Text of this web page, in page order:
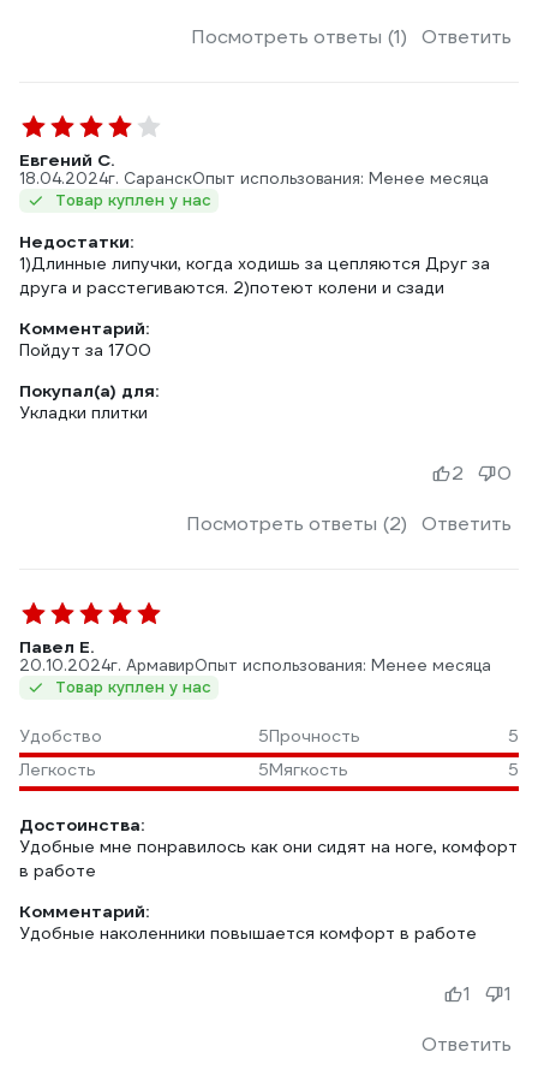
Посмотреть ответы (1) Ответить
Евгений С.
18.04.2024г. СаранскОпыт использования: Менее месяца
Товар куплен у нас
Недостатки:
1)Длинные липучки, когда ходишь за цепляются Друг за
друга и расстегиваются. 2)потеют колени и сзади
Комментарий:
Пойдут за 1700
Покупал(а) для:
Укладки плитки
Посмотреть ответы (2) Ответить
2 0
Павел Е.
20.10.2024г. АрмавирОпыт использования: Менее месяца
Товар куплен у нас
Удобство 5Прочность
5
Легкость
5Мягкость 5
Достоинства:
Удобные мне понравилось как они сидят на ноге, комфорт
в работе
Комментарий:
Удобные наколенники повышается комфорт в работе
Ответить
1 1